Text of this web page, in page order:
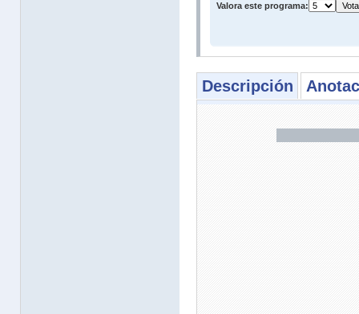
Valora este programa:
Descripción